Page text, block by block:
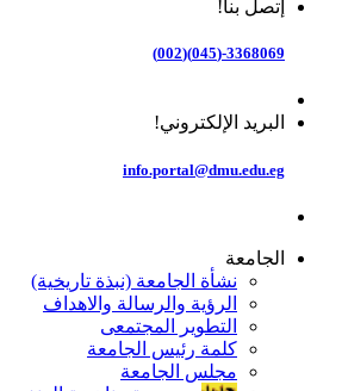
إتصل بنا!
3368069-(045)(002)
البريد الإلكتروني!
info.portal@dmu.edu.eg
الجامعة
نشأة الجامعة (نبذة تاريخية)
الرؤية والرسالة والاهداف
التطوير المجتمعى
كلمة رئيس الجامعة
مجلس الجامعة